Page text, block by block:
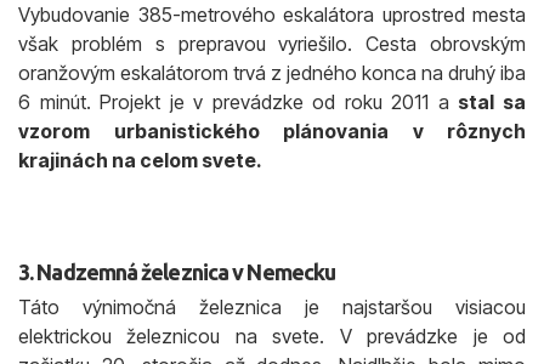
Vybudovanie 385-metrového eskalátora uprostred mesta
však problém s prepravou vyriešilo. Cesta obrovským
oranžovým eskalátorom trvá z jedného konca na druhý iba
6 minút. Projekt je v prevádzke od roku 2011 a stal sa
vzorom urbanistického plánovania v rôznych
krajinách na celom svete.
3. Nadzemná železnica v Nemecku
Táto výnimočná železnica je najstaršou visiacou
elektrickou železnicou na svete. V prevádzke je od